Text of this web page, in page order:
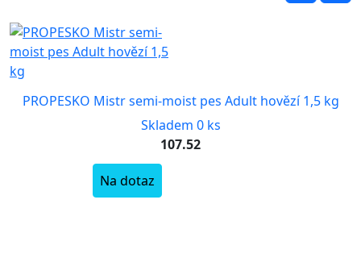
PROPESKO Mistr semi-moist pes Adult hovězí 1,5 kg
Skladem 0 ks
107.52
Na dotaz